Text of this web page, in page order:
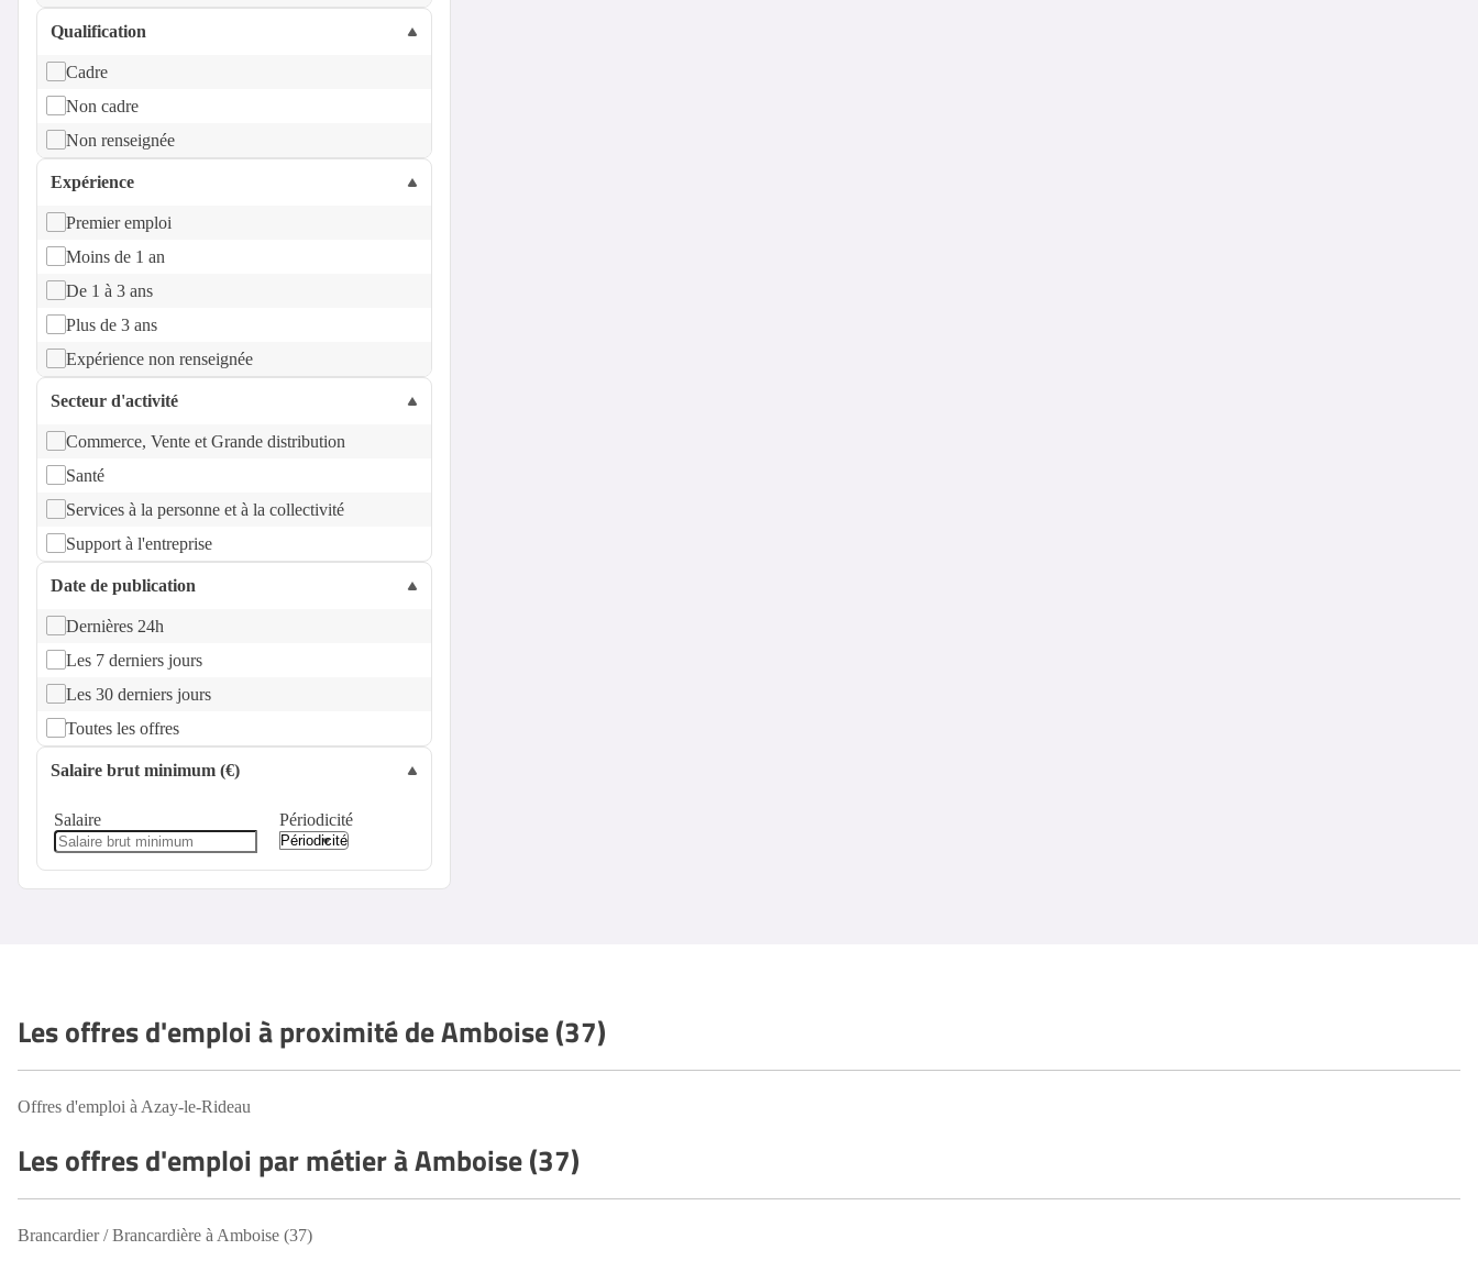
Qualification
Cadre
Non cadre
Non renseignée
Expérience
Premier emploi
Moins de 1 an
De 1 à 3 ans
Plus de 3 ans
Expérience non renseignée
Secteur d'activité
Commerce, Vente et Grande distribution
Santé
Services à la personne et à la collectivité
Support à l'entreprise
Date de publication
Dernières 24h
Les 7 derniers jours
Les 30 derniers jours
Toutes les offres
Salaire brut minimum (€)
Salaire Périodicité
Les offres d'emploi à proximité de Amboise (37)
Offres d'emploi à Azay-le-Rideau
Les offres d'emploi par métier à Amboise (37)
Brancardier / Brancardière à Amboise (37)